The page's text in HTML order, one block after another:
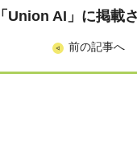
「Union AI」に掲載